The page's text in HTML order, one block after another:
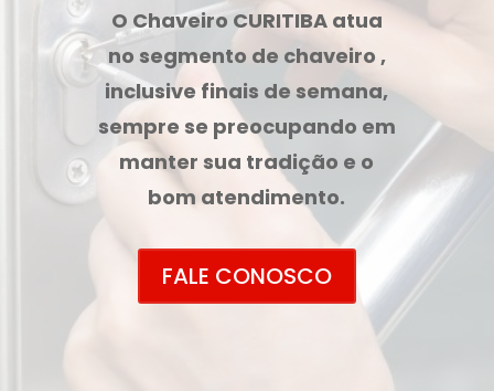
O Chaveiro CURITIBA atua
no segmento de chaveiro ,
inclusive finais de semana,
sempre se preocupando em
manter sua tradição e o
bom atendimento.
FALE CONOSCO